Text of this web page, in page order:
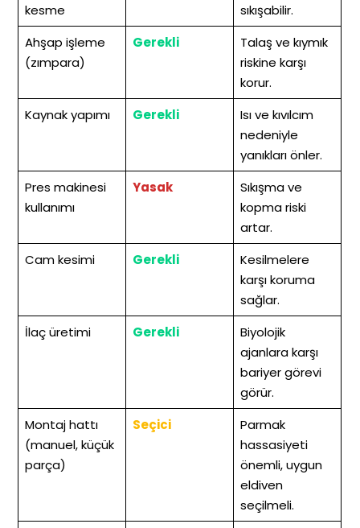
kesme
sıkışabilir.
Ahşap işleme
(zımpara)
Gerekli
Talaş ve kıymık
riskine karşı
korur.
Kaynak yapımı
Gerekli
Isı ve kıvılcım
nedeniyle
yanıkları önler.
Pres makinesi
kullanımı
Yasak
Sıkışma ve
kopma riski
artar.
Cam kesimi
Gerekli
Kesilmelere
karşı koruma
sağlar.
İlaç üretimi
Gerekli
Biyolojik
ajanlara karşı
bariyer görevi
görür.
Montaj hattı
(manuel, küçük
parça)
Seçici
Parmak
hassasiyeti
önemli, uygun
eldiven
seçilmeli.